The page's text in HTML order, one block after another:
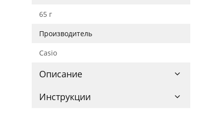
65 г
Производитель
Casio
Описание
Инструкции